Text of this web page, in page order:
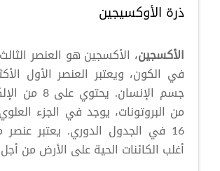
ذرة الأوكسيجين
الأكسجين، الأكسجين هو العنصر
في الكون، ويعتبر العنصر الأول
من البروتونات، يوجد في الجزء
16 في الجدول الدوري. يعتبر
عنصر
أغلب الكائنات الحية على الأرض من أجل